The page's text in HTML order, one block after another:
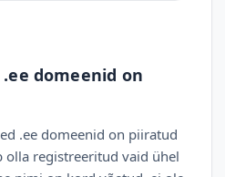
domeenid on
.ee domeenid on piiratud
olla registreeritud vaid ühel